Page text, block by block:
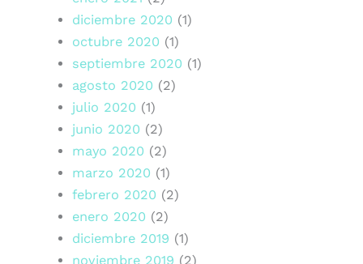
diciembre 2020 (1)
octubre 2020 (1)
septiembre 2020 (1)
agosto 2020 (2)
julio 2020 (1)
junio 2020 (2)
mayo 2020 (2)
marzo 2020 (1)
febrero 2020 (2)
enero 2020 (2)
diciembre 2019 (1)
noviembre 2019 (2)